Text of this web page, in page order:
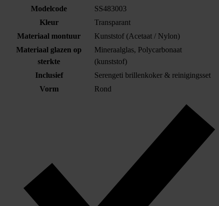
Modelcode
SS483003
Kleur
Transparant
Materiaal montuur
Kunststof (Acetaat / Nylon)
Materiaal glazen op
sterkte
Mineraalglas, Polycarbonaat
(kunststof)
Inclusief
Serengeti brillenkoker & reinigingsset
Vorm
Rond